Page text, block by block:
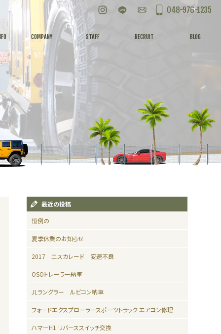
お問い合わせ
048-976-1235
COMPANY STAFF RECRUIT BLOG
最近の投稿
恒例の
夏季休業のお知らせ
2017 エスカレード 変速不良
OSOトレーラー納車
JLラングラー ルビコン納車
フォードエクスプローラースポーツトラック エアコン修理
ハマーH1 リバーススイッチ交換